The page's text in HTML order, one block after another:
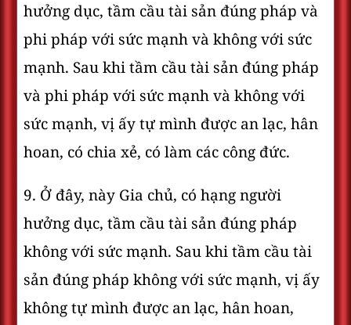
hưởng dục, tầm cầu tài sản đúng pháp và
phi pháp với sức mạnh và không với sức
mạnh. Sau khi tầm cầu tài sản đúng pháp
và phi pháp với sức mạnh và không với
sức mạnh, vị ấy tự mình được an lạc, hân
hoan, có chia xẻ, có làm các công đức.
9. Ở đây, này Gia chủ, có hạng người
hưởng dục, tầm cầu tài sản đúng pháp
không với sức mạnh. Sau khi tầm cầu tài
sản đúng pháp không với sức mạnh, vị ấy
không tự mình được an lạc, hân hoan,